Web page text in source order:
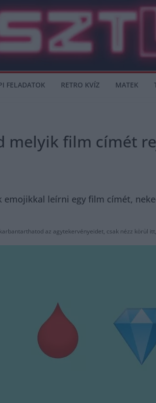
FELADATOK RETRO KVÍZ MATEK
melyik film címét
emojikkal leírni egy film címét,
az agytekervényeidet, csak nézz körül